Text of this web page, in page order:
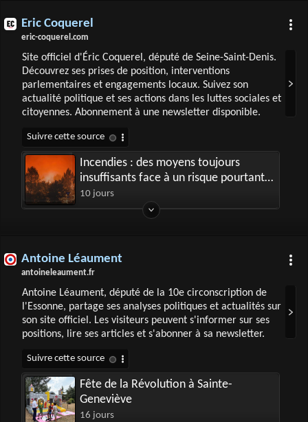
Eric Coquerel
eric-coquerel.com
Site officiel d'Éric Coquerel, député de Seine-Saint-Denis.
Découvrez ses prises de position, interventions
parlementaires et engagements locaux. Suivez son
actualité politique et ses actions dans les luttes sociales et
citoyennes. Abonnement à une newsletter disponible.
Incendies : des moyens toujours
insuffisants face à un risque pourtant
prévisible
10 jours
Antoine Léaument
antoineleaument.fr
Antoine Léaument, député de la 10e circonscription de
l'Essonne, partage ses analyses politiques et actualités sur
son site officiel. Les visiteurs peuvent s'informer sur ses
positions, lire ses articles et s'abonner à sa newsletter.
Fête de la Révolution à Sainte-
Geneviève
16 jours